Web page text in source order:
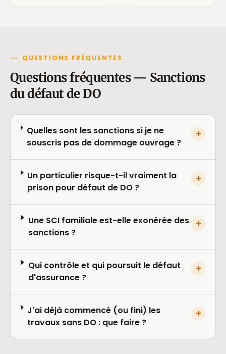
QUESTIONS FRÉQUENTES
Questions fréquentes — Sanctions
du défaut de DO
Quelles sont les sanctions si je ne
souscris pas de dommage ouvrage ?
+
Un particulier risque-t-il vraiment la
prison pour défaut de DO ?
+
Une SCI familiale est-elle exonérée des
sanctions ?
+
Qui contrôle et qui poursuit le défaut
d'assurance ?
+
J'ai déjà commencé (ou fini) les
travaux sans DO : que faire ?
+